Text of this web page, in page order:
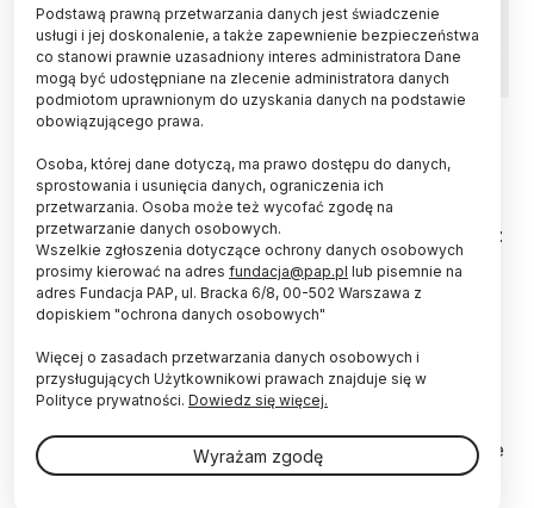
Fot. materiały prasowe
Szerzenie wiedzy na temat szeroko pojętego
zdrowia jest misją Medonetu – jednego z najdłużej
funkcjonujących w Polsce serwisów typowo
zdrowotnych. Publikowane tam treści są zgodne z
zasadą Evidence Based Medicine, czyli medycyną
opartą na faktach i dowodach.
Medonet jest jednym z finalistów tegorocznej edycji
konkursu Popularyzator Nauki w kategorii Media.
„Misją Medonetu jest szerzenie wiedzy i dostarczanie
najświeższych informacji z zakresu medycyny i
Podstawą prawną przetwarzania danych jest świadczenie
usługi i jej doskonalenie, a także zapewnienie bezpieczeństwa
co stanowi prawnie uzasadniony interes administratora Dane
mogą być udostępniane na zlecenie administratora danych
podmiotom uprawnionym do uzyskania danych na podstawie
obowiązującego prawa.
Osoba, której dane dotyczą, ma prawo dostępu do danych,
sprostowania i usunięcia danych, ograniczenia ich
przetwarzania. Osoba może też wycofać zgodę na
przetwarzanie danych osobowych.
Wszelkie zgłoszenia dotyczące ochrony danych osobowych
prosimy kierować na adres fundacja@pap.pl lub pisemnie na
adres Fundacja PAP, ul. Bracka 6/8, 00-502 Warszawa z
dopiskiem "ochrona danych osobowych"
Więcej o zasadach przetwarzania danych osobowych i
przysługujących Użytkownikowi prawach znajduje się w
Polityce prywatności. Dowiedz się więcej.
Wyrażam zgodę